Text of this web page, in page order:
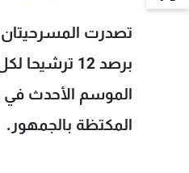
تصدرت
الموسم الأحدث في
المكتظة بالجمهور.